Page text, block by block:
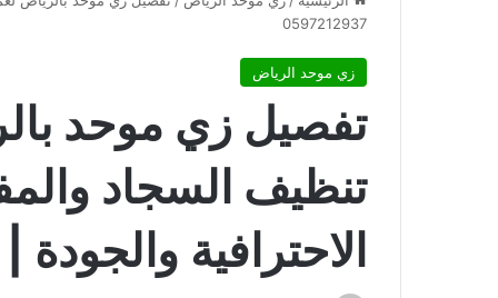
0597212937
زي موحد الرياض
تفصيل زي موحد
تنظيف السجاد
الاحترافية والجودة | 0597212937